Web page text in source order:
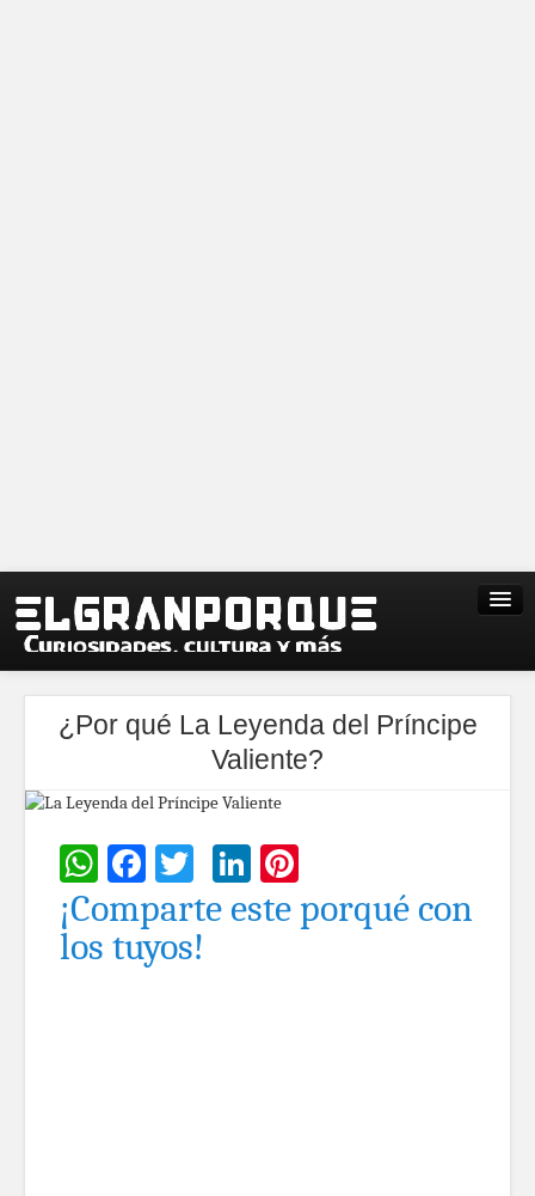
¿Por qué La Leyenda del Príncipe
Valiente?
WhatsApp
Facebook
TwitterLinkedIn
¡Comparte este porqué con
los tuyos!